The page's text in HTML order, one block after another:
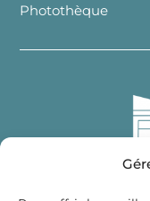
Photothèque